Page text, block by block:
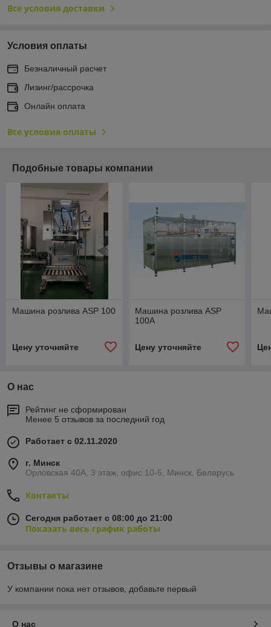
Все условия доставки
Условия оплаты
Безналичный расчет
Лизинг/рассрочка
Онлайн оплата
Все условия оплаты
Подобные товары компании
Машина розлива ASP 100
Цену уточняйте
Машина розлива ASP
100А
Цену уточняйте
О нас
Рейтинг не сформирован
Менее 5 отзывов за последний год
Работает с 02.11.2020
г. Минск
Орловская 40А, 3 этаж, офис 10-5, Минск, Беларусь
Контакты
Сегодня работает с 08:00 до 21:00
Показать весь график работы
Отзывы о магазине
У компании пока нет отзывов, добавьте первый
О нас